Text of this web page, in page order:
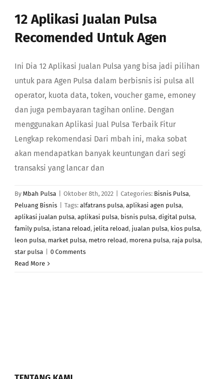
Search
12 Aplikasi Jualan Pulsa
Recomended Untuk Agen
Ini Dia 12 Aplikasi Jualan Pulsa yang bisa jadi pilihan
untuk para Agen Pulsa dalam berbisnis isi pulsa all
operator, kuota data, token, voucher game, emoney
dan juga pembayaran tagihan online. Dengan
menggunakan Aplikasi Jual Pulsa Terbaik Fitur
Lengkap rekomendasi Dari mbah ini, maka sobat
akan mendapatkan banyak keuntungan dari segi
transaksi yang lancar dan
By Mbah Pulsa Oktober 8th, 2022 Categories: Bisnis Pulsa,
Peluang Bisnis
Tags: alfatrans pulsa, aplikasi agen pulsa,
aplikasi jualan pulsa, aplikasi pulsa, bisnis pulsa, digital pulsa,
family pulsa, istana reload, jelita reload, jualan pulsa, kios pulsa,
leon pulsa, market pulsa, metro reload, morena pulsa, raja pulsa,
star pulsa
0 Comments
Read More